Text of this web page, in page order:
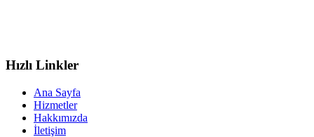
Hızlı Linkler
Ana Sayfa
Hizmetler
Hakkımızda
İletişim